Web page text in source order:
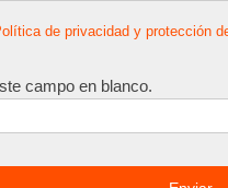
de privacidad y protección
campo en blanco.